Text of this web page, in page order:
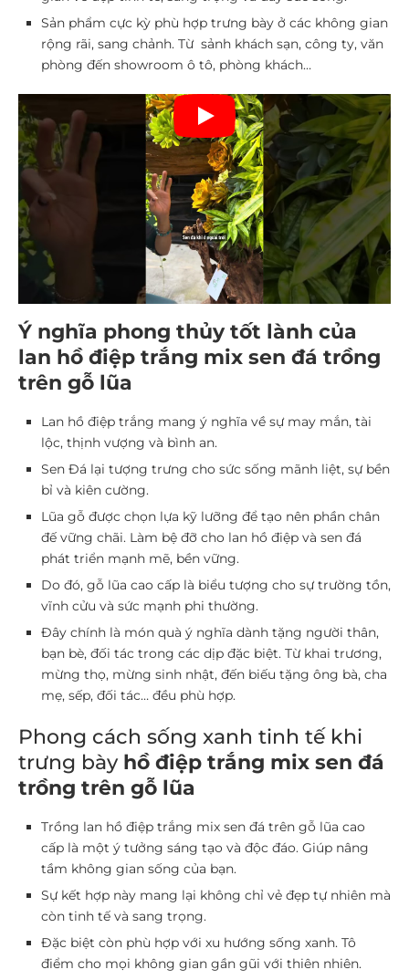
Sản phẩm cực kỳ phù hợp trưng bày ở các không gian
rộng rãi, sang chảnh. Từ sảnh khách sạn, công ty, văn
phòng đến showroom ô tô, phòng khách…
Ý nghĩa phong thủy tốt lành của
lan hồ điệp trắng mix sen đá trồng
trên gỗ lũa
Lan hồ điệp trắng mang ý nghĩa về sự may mắn, tài
lộc, thịnh vượng và bình an.
Sen Đá lại tượng trưng cho sức sống mãnh liệt, sự bền
bỉ và kiên cường.
Lũa gỗ được chọn lựa kỹ lưỡng để tạo nên phần chân
đế vững chãi. Làm bệ đỡ cho lan hồ điệp và sen đá
phát triển mạnh mẽ, bền vững.
Do đó, gỗ lũa cao cấp là biểu tượng cho sự trường tồn,
vĩnh cửu và sức mạnh phi thường.
Đây chính là món quà ý nghĩa dành tặng người thân,
bạn bè, đối tác trong các dịp đặc biệt. Từ khai trương,
mừng thọ, mừng sinh nhật, đến biếu tặng ông bà, cha
mẹ, sếp, đối tác… đều phù hợp.
Phong cách sống xanh tinh tế khi
trưng bày hồ điệp trắng mix sen đá
trồng trên gỗ lũa
Trồng lan hồ điệp trắng mix sen đá trên gỗ lũa cao
cấp là một ý tưởng sáng tạo và độc đáo. Giúp nâng
tầm không gian sống của bạn.
Sự kết hợp này mang lại không chỉ vẻ đẹp tự nhiên mà
còn tinh tế và sang trọng.
Đặc biệt còn phù hợp với xu hướng sống xanh. Tô
điểm cho mọi không gian gần gũi với thiên nhiên.